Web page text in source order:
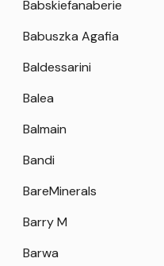
Babskiefanaberie
Babuszka Agafia
Baldessarini
Balea
Balmain
Bandi
BareMinerals
Barry M
Barwa